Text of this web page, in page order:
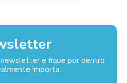
newsletter e fique por dentro
importa.